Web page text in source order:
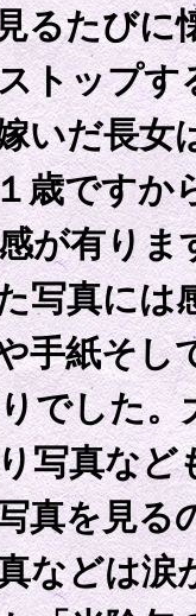
るたびに
トップす
いだ長女
歳ですか
が有りま
写真には
手紙そし
でした。
写真など
真を見る
などは涙